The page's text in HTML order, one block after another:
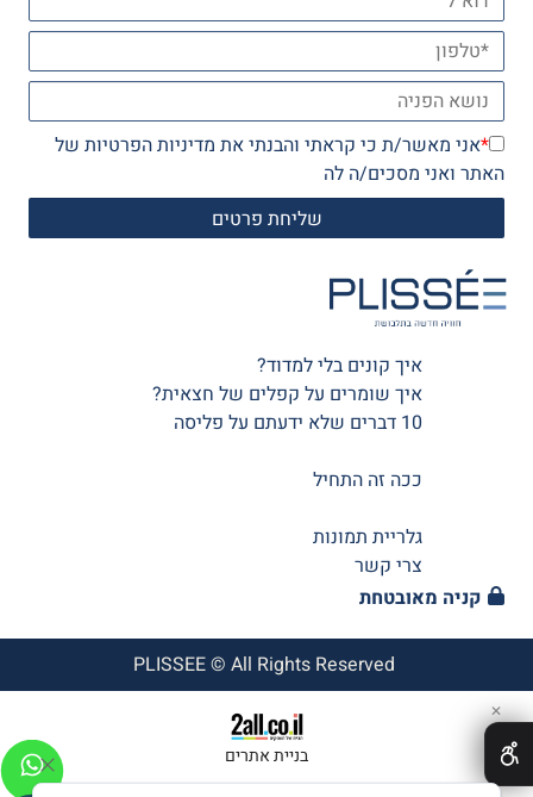
*אני מאשר/ת כי קראתי והבנתי את מדיניות הפרטיות של
האתר ואני מסכים/ה לה
איך קונים בלי למדוד?
איך שומרים על קפלים של חצאית?
10 דברים שלא ידעתם על פליסה
ככה זה התחיל
גלריית תמונות
צרי קשר
קניה מאובטחת
בניית אתרים
✕